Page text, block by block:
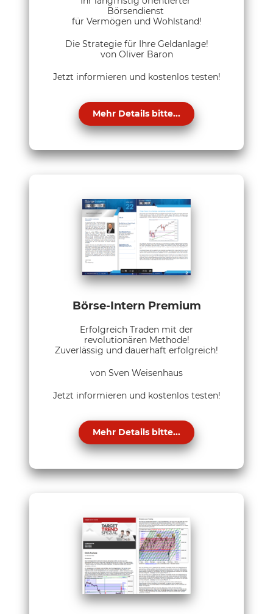
Börsendienst
für Vermögen und Wohlstand!
Die Strategie für Ihre Geldanlage!
von Oliver Baron
Jetzt informieren und kostenlos testen!
Mehr Details bitte...
Börse-Intern Premium
Erfolgreich Traden mit der
revolutionären Methode!
Zuverlässig und dauerhaft erfolgreich!
von Sven Weisenhaus
Jetzt informieren und kostenlos testen!
Mehr Details bitte...